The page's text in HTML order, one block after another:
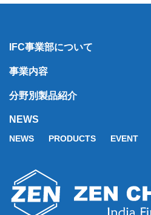
IFC事業部について
事業内容
分野別製品紹介
NEWS
NEWS PRODUCTS EVENT